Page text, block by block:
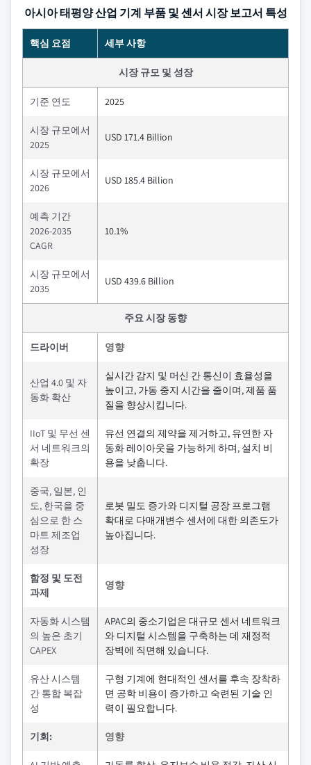
아시아 태평양 산업 기계 부품 및 센서 시장 보고서 특성
핵심 요점 세부 사항
시장 규모 및 성장
기준 연도 2025
시장 규모에서
2025
USD 171.4 Billion
시장 규모에서
2026
USD 185.4 Billion
예측 기간
2026-2035
CAGR
10.1%
시장 규모에서
2035
USD 439.6 Billion
주요 시장 동향
드라이버 영향
산업 4.0 및 자
동화 확산
실시간 감지 및 머신 간 통신이 효율성을
높이고, 가동 중지 시간을 줄이며, 제품 품
질을 향상시킵니다.
IIoT 및 무선 센
서 네트워크의
확장
유선 연결의 제약을 제거하고, 유연한 자
동화 레이아웃을 가능하게 하며, 설치 비
용을 낮춥니다.
중국, 일본, 인
도, 한국을 중
심으로 한 스
마트 제조업
성장
로봇 밀도 증가와 디지털 공장 프로그램
확대로 다매개변수 센서에 대한 의존도가
높아집니다.
함정 및 도전
과제
영향
자동화 시스템
의 높은 초기
CAPEX
APAC의 중소기업은 대규모 센서 네트워크
와 디지털 시스템을 구축하는 데 재정적
장벽에 직면해 있습니다.
유산 시스템
간 통합 복잡
성
구형 기계에 현대적인 센서를 후속 장착하
면 공학 비용이 증가하고 숙련된 기술 인
력이 필요합니다.
기회: 영향